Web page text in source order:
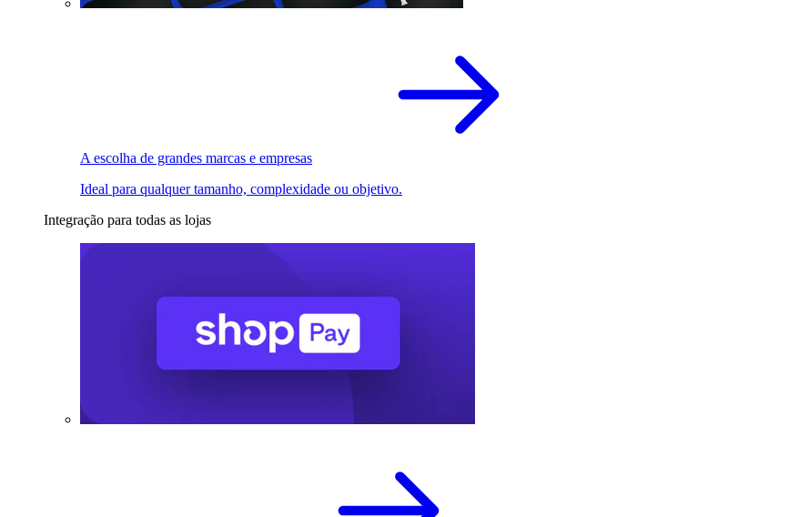
A escolha de grandes marcas e empresas
Ideal para qualquer tamanho, complexidade ou objetivo.
Integração para todas as lojas